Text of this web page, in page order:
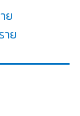
ย
าย